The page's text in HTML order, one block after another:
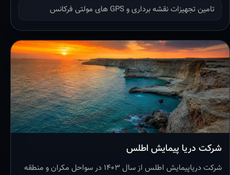
تامین تجهیزات نقشه برداری و GPS های مولتی فرکانس
شرکت دریا پیمایش اطلس
شرکت دریاپیمایش اطلس از سال ۱۴۰۳ در سواحل مکران و منطقه